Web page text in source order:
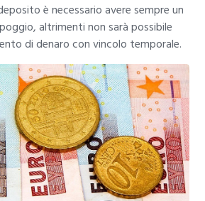
è necessario avere sempre un
altrimenti non sarà possibile
di denaro con vincolo temporale.